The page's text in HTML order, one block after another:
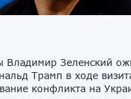
Владимир Зеленский
Трамп в ходе
конфликта на